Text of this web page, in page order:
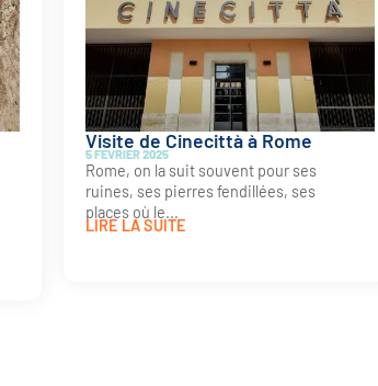
Visite de Cinecittà à Rome
5 FÉVRIER 2025
Rome, on la suit souvent pour ses
ruines, ses pierres fendillées, ses
places où le...
LIRE LA SUITE